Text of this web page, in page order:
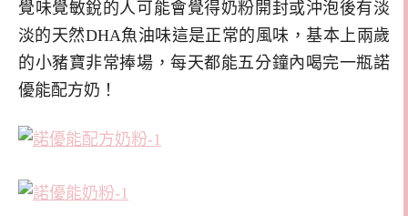
覺味覺敏銳的人可能會覺得奶粉開封或沖泡後有淡
淡的天然DHA魚油味這是正常的風味，基本上兩歲
的小豬寶非常捧場，每天都能五分鐘內喝完一瓶諾
優能配方奶！